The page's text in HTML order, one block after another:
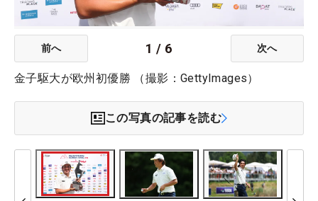
前へ 1 / 6 次へ
金子駆大が欧州初優勝 （撮影：GettyImages）
この写真の記事を読む